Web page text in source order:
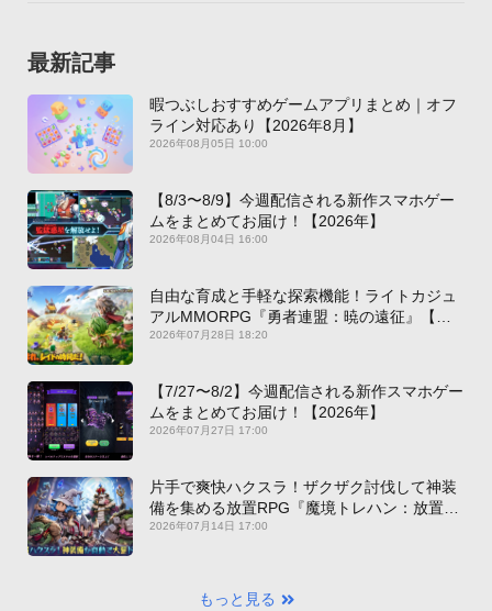
最新記事
暇つぶしおすすめゲームアプリまとめ｜オフ
ライン対応あり【2026年8月】
2026年08月05日 10:00
【8/3〜8/9】今週配信される新作スマホゲー
ムをまとめてお届け！【2026年】
2026年08月04日 16:00
自由な育成と手軽な探索機能！ライトカジュ
アルMMORPG『勇者連盟：暁の遠征』【最
新作PICKUP】
2026年07月28日 18:20
【7/27〜8/2】今週配信される新作スマホゲー
ムをまとめてお届け！【2026年】
2026年07月27日 17:00
片手で爽快ハクスラ！ザクザク討伐して神装
備を集める放置RPG『魔境トレハン：放置で
神装備』【最新作PICKUP】
2026年07月14日 17:00
もっと見る